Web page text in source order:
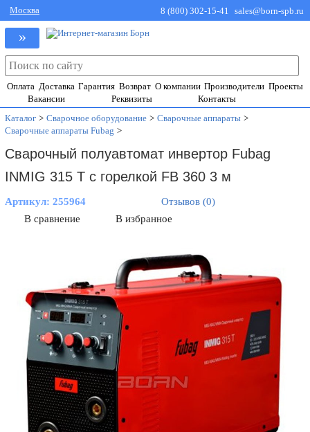
Москва 8 (800) 302-15-41 sales@born-spb.ru
»
Оплата Доставка Гарантия Возврат О компании Производители Проекты
Вакансии
Реквизиты
Контакты
Каталог > Сварочное оборудование > Сварочные аппараты >
Сварочные аппараты Fubag >
Сварочный полуавтомат инвертор Fubag
INMIG 315 T с горелкой FB 360 3 м
Артикул:255964
Отзывов (0)
В сравнение
В избранное